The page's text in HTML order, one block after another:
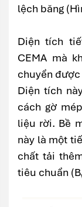
lệch băng
Diện tích
CEMA mà
chuyển
Diện tích
cách gờ
liệu rời. Bề
này là một
chất tải
tiêu chuẩn (B